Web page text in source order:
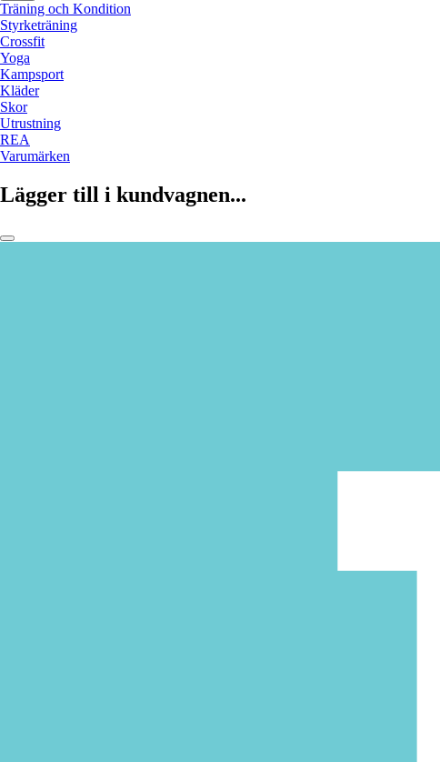
Träning och Kondition
Styrketräning
Crossfit
Yoga
Kampsport
Kläder
Skor
Utrustning
REA
Varumärken
Lägger till i kundvagnen...